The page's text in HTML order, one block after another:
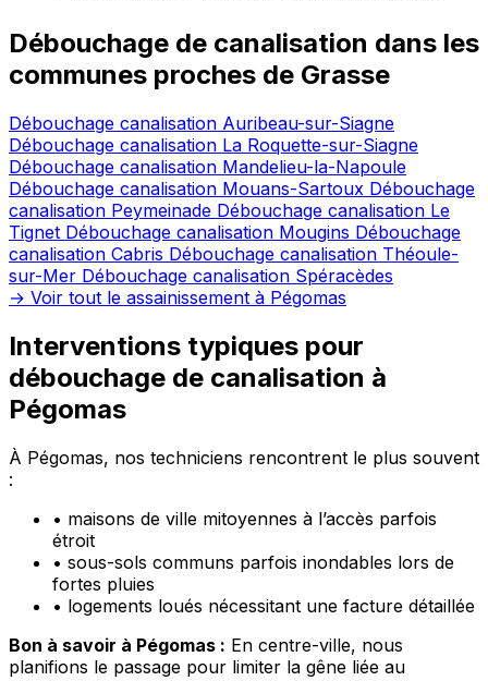
Débouchage de canalisation dans les
communes proches de Grasse
Débouchage canalisation Auribeau-sur-Siagne
Débouchage canalisation La Roquette-sur-Siagne
Débouchage canalisation Mandelieu-la-Napoule
Débouchage canalisation Mouans-Sartoux Débouchage
canalisation Peymeinade Débouchage canalisation Le
Tignet Débouchage canalisation Mougins Débouchage
canalisation Cabris Débouchage canalisation Théoule-
sur-Mer Débouchage canalisation Spéracèdes
→ Voir tout le assainissement à Pégomas
Interventions typiques pour
débouchage de canalisation à
Pégomas
À Pégomas, nos techniciens rencontrent le plus souvent
:
• maisons de ville mitoyennes à l’accès parfois
étroit
• sous-sols communs parfois inondables lors de
fortes pluies
• logements loués nécessitant une facture détaillée
Bon à savoir à Pégomas : En centre-ville, nous
planifions le passage pour limiter la gêne liée au